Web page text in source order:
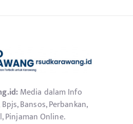
Media dalam Info
Bansos, Perbankan,
Pinjaman Online.